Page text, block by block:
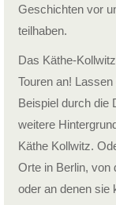
Geschichten vor
teilhaben.
Das Käthe-
Touren an!
Beispiel durch die
weitere
Käthe Kollwitz.
Orte in Berlin, von
oder an denen sie